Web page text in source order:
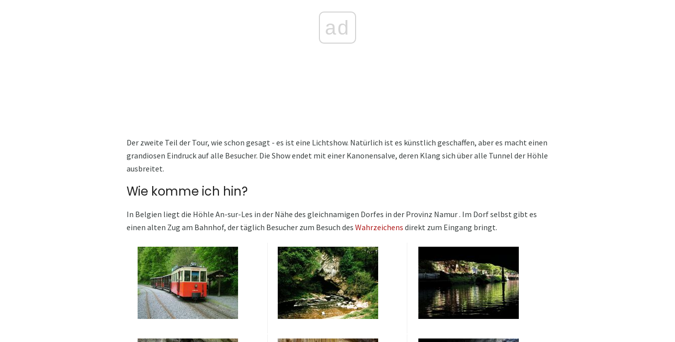
ad
Der zweite Teil der Tour, wie schon gesagt - es ist eine Lichtshow. Natürlich ist es künstlich geschaffen, aber es macht einen
grandiosen Eindruck auf alle Besucher. Die Show endet mit einer Kanonensalve, deren Klang sich über alle Tunnel der Höhle
ausbreitet.
Wie komme ich hin?
In Belgien liegt die Höhle An-sur-Les in der Nähe des gleichnamigen Dorfes in der Provinz Namur . Im Dorf selbst gibt es
einen alten Zug am Bahnhof, der täglich Besucher zum Besuch des Wahrzeichens direkt zum Eingang bringt.